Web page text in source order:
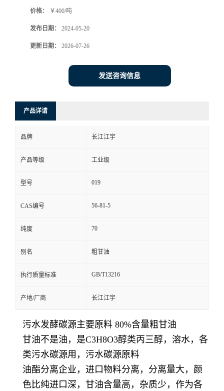
价格： ￥400/吨
发布日期： 2024-05-20
更新日期： 2026-07-26
发送咨询信息
产品详请
品牌 长江江宇
产品等级 工业级
型号 019
CAS编号 56-81-5
纯度 70
别名 粗甘油
执行质量标准 GB/T13216
产地/厂商 长江江宇
污水发酵碳源主要原料 80%含量粗甘油
甘油不是油，是C3H8O3醇类丙三醇，溶水，各
类污水碳源用，污水碳源原料
油酯分离企业，进口物料分离，分离量大，颜
色比纯进口深，甘油含量高，杂质少，作为各